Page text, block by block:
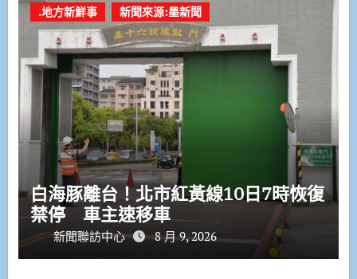
.地方新鮮事 新聞來源:墨新聞
白海豚離台！北市紅黃線10日7時恢復
禁停 車主速移車
新聞聯訪中心 8 月 9, 2026